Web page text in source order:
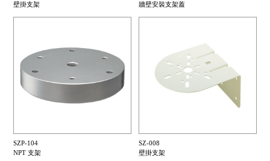
壁掛支架
牆壁安裝支架蓋
SZP-104
NPT 支架
SZ-008
壁掛支架